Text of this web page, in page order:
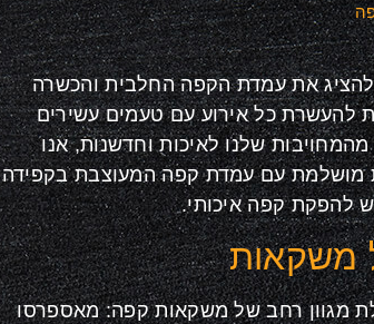
להציג את עמדת הקפה החלבית והכשרה
להעשרת כל אירוע עם טעמים עשירים
שלנו לאיכות וחדשנות, אנו
מושלמת עם עמדת קפה המעוצבת בקפידה
להפקת קפה איכותי.
משקאות
מגוון רחב של משקאות קפה: מאספרסו